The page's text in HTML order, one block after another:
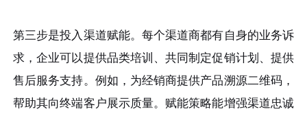
第三步是投入渠道赋能。每个渠道商都有自身的业务诉
求，企业可以提供品类培训、共同制定促销计划、提供
售后服务支持。例如，为经销商提供产品溯源二维码，
帮助其向终端客户展示质量。赋能策略能增强渠道忠诚